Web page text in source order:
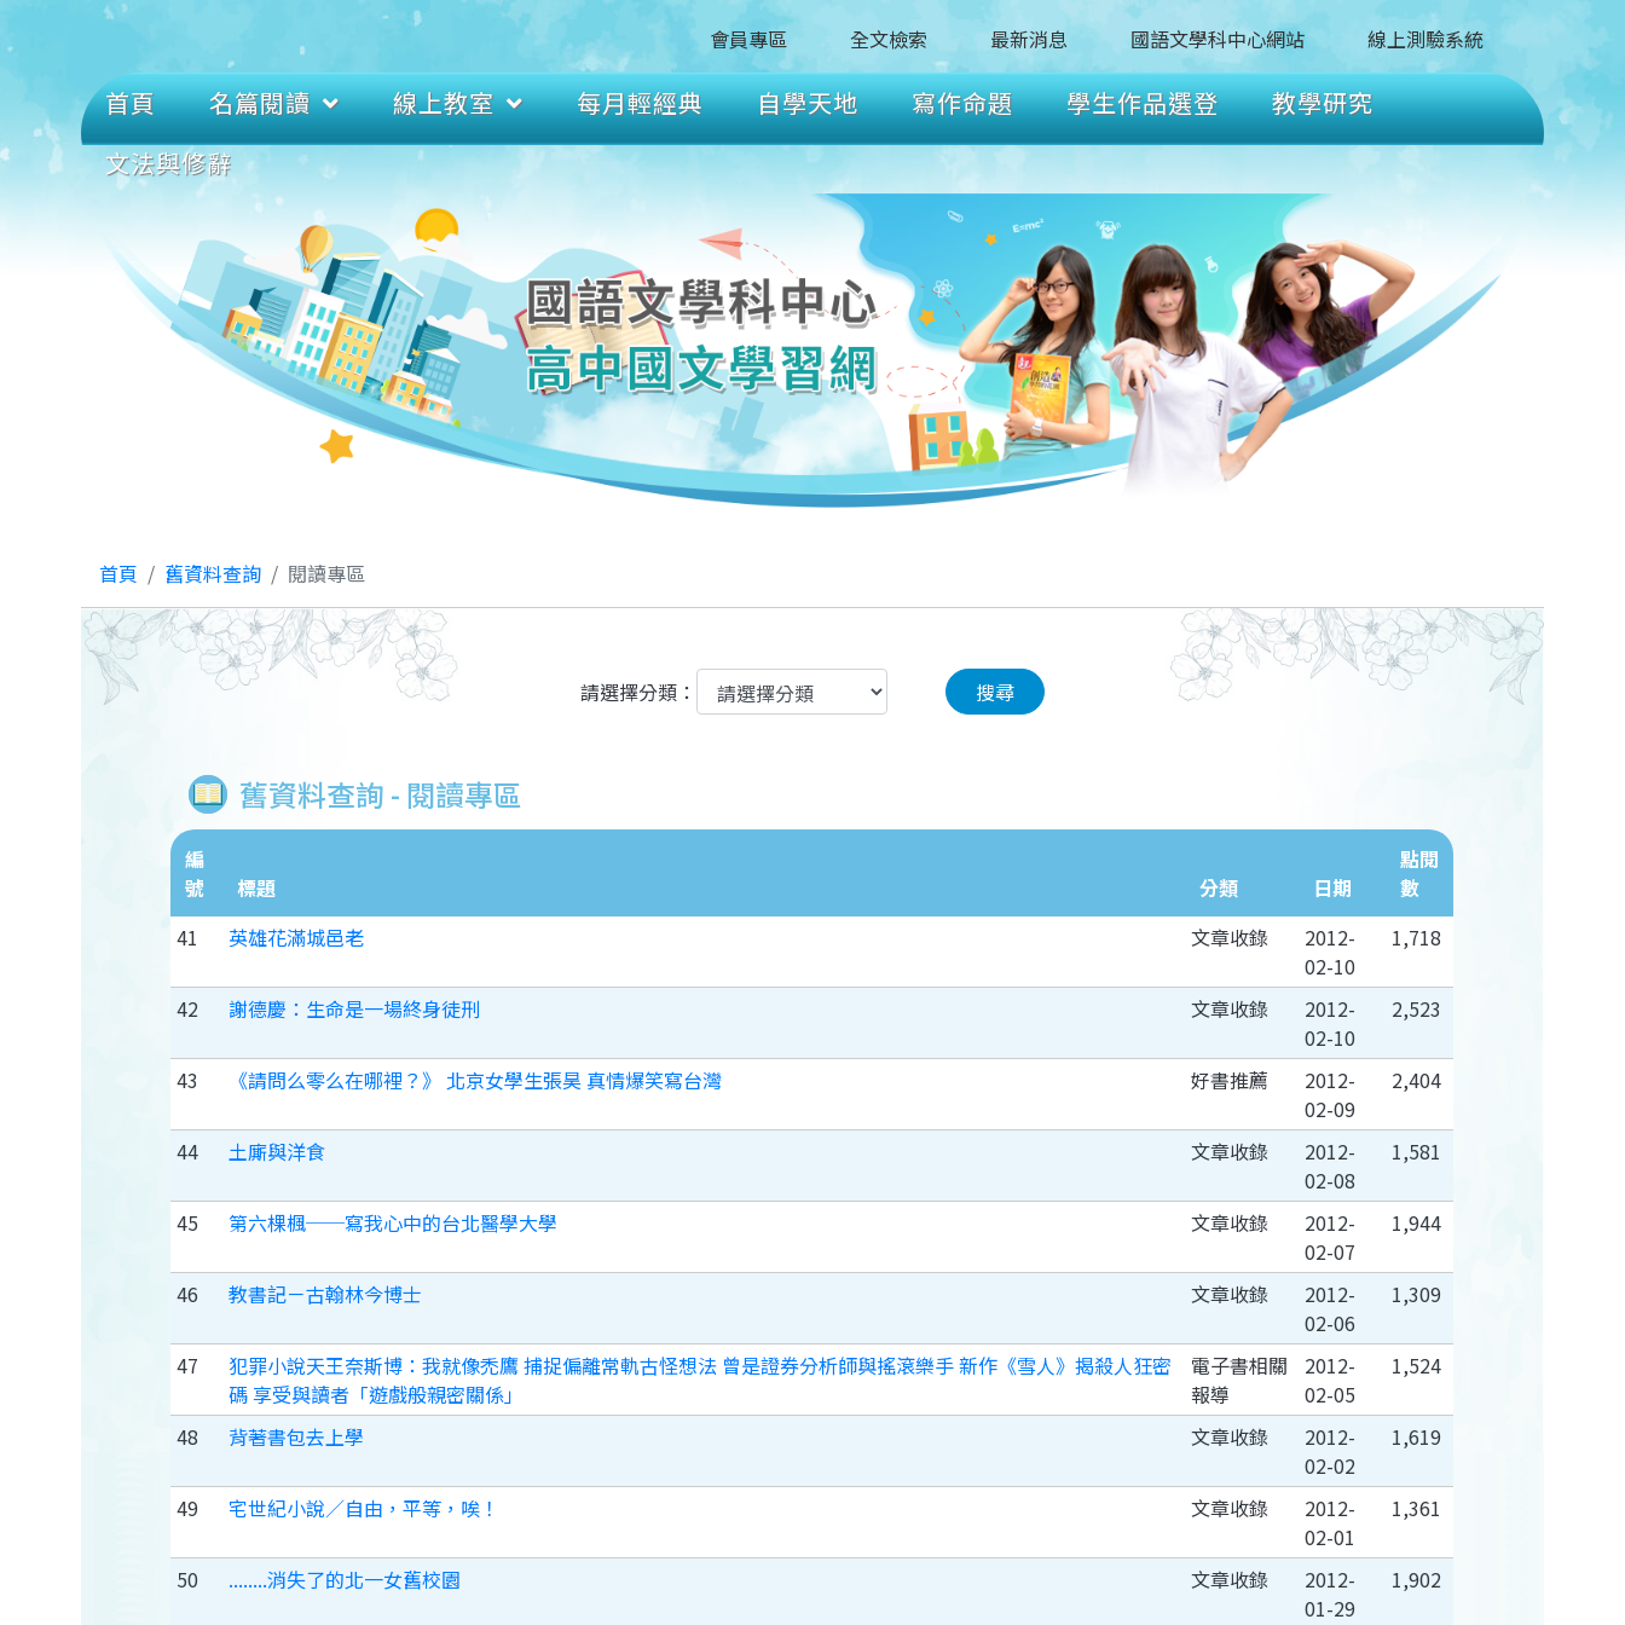
會員專區 全文檢索 最新消息 國語文學科中心網站 線上測驗系統
首頁 名篇閱讀 線上教室 每月輕經典 自學天地 寫作命題 學生作品選登
教學研究
文法與修辭
首頁 舊資料查詢 閱讀專區
請選擇分類： 搜尋
舊資料查詢 - 閱讀專區
編
號
標題 分類 日期
點閱
數
41
英雄花滿城邑老 文章收錄
2012-
02-10
1,718
42 謝德慶：生命是一場終身徒刑 文章收錄
2012-
02-10
2,523
43 《請問么零么在哪裡？》 北京女學生張昊 真情爆笑寫台灣 好書推薦
2012-
02-09
2,404
44 土廝與洋食 文章收錄
2012-
02-08
1,581
45 第六棵楓──寫我心中的台北醫學大學 文章收錄
2012-
02-07
1,944
46 教書記－古翰林今博士 文章收錄
2012-
02-06
1,309
47
犯罪小說天王奈斯博：我就像禿鷹 捕捉偏離常軌古怪想法 曾是證券分析師與搖滾樂手 新作《雪人》揭殺人狂密
碼 享受與讀者「遊戲般親密關係」
電子書相關
報導
2012-
02-05
1,524
48 背著書包去上學 文章收錄
2012-
02-02
1,619
49 宅世紀小說／自由，平等，唉！ 文章收錄
2012-
02-01
1,361
50 ........消失了的北一女舊校園 文章收錄
2012-
01-29
1,902